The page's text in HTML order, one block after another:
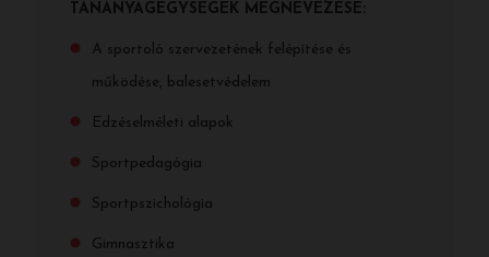
TANANYAGEGYSÉGEK MEGNEVEZÉSE:
A sportoló szervezetének felépítése és
működése, balesetvédelem
Edzéselméleti alapok
Sportpedagógia
Sportpszichológia
Gimnasztika